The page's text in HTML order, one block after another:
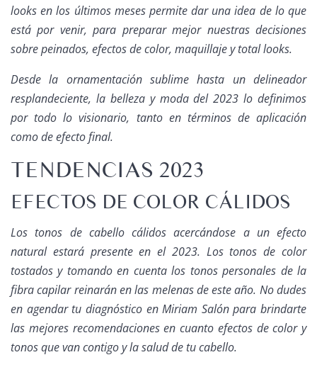
looks en los últimos meses permite dar una idea de lo que
está por venir, para preparar mejor nuestras decisiones
sobre peinados, efectos de color, maquillaje y total looks.
Desde la ornamentación sublime hasta un delineador
resplandeciente, la belleza y moda del 2023 lo definimos
por todo lo visionario, tanto en términos de aplicación
como de efecto final.
TENDENCIAS 2023
EFECTOS DE COLOR CÁLIDOS
Los tonos de cabello cálidos acercándose a un efecto
natural estará presente en el 2023. Los tonos de color
tostados y tomando en cuenta los tonos personales de la
fibra capilar reinarán en las melenas de este año. No dudes
en agendar tu diagnóstico en Miriam Salón para brindarte
las mejores recomendaciones en cuanto efectos de color y
tonos que van contigo y la salud de tu cabello.